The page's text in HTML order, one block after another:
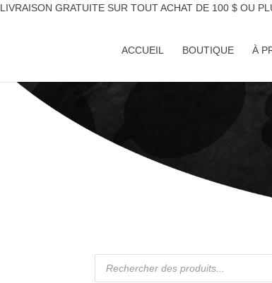
LIVRAISON GRATUITE SUR TOUT ACHAT DE 100 $ OU
ACCUEIL BOUTIQUE À
Recherche